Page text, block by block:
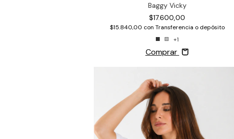
Baggy Vicky
$17.600,00
$15.840,00 con Transferencia o depósito
+1
Comprar